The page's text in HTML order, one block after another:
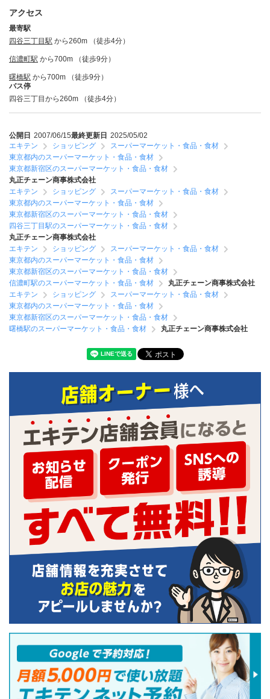
アクセス
最寄駅
四谷三丁目駅 から260m （徒歩4分）
信濃町駅 から700m （徒歩9分）
曙橋駅 から700m （徒歩9分）
バス停
四谷三丁目から260m （徒歩4分）
公開日 2007/06/15最終更新日 2025/05/02
エキテン
ショッピング
スーパーマーケット・食品・食材
東京都内のスーパーマーケット・食品・食材
東京都新宿区のスーパーマーケット・食品・食材
丸正チェーン商事株式会社
エキテン
ショッピング
スーパーマーケット・食品・食材
東京都内のスーパーマーケット・食品・食材
東京都新宿区のスーパーマーケット・食品・食材
四谷三丁目駅のスーパーマーケット・食品・食材
丸正チェーン商事株式会社
エキテン
ショッピング
スーパーマーケット・食品・食材
東京都内のスーパーマーケット・食品・食材
東京都新宿区のスーパーマーケット・食品・食材
信濃町駅のスーパーマーケット・食品・食材
丸正チェーン商事株式会社
エキテン
ショッピング
スーパーマーケット・食品・食材
東京都内のスーパーマーケット・食品・食材
東京都新宿区のスーパーマーケット・食品・食材
曙橋駅のスーパーマーケット・食品・食材
丸正チェーン商事株式会社